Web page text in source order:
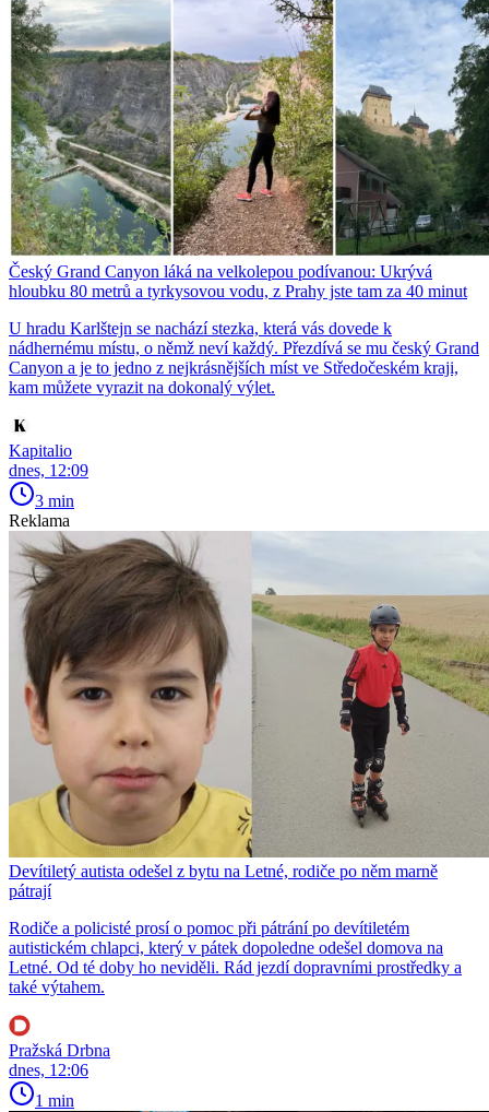
Český Grand Canyon láká na velkolepou podívanou: Ukrývá
hloubku 80 metrů a tyrkysovou vodu, z Prahy jste tam za 40 minut
U hradu Karlštejn se nachází stezka, která vás dovede k
nádhernému místu, o němž neví každý. Přezdívá se mu český Grand
Canyon a je to jedno z nejkrásnějších míst ve Středočeském kraji,
kam můžete vyrazit na dokonalý výlet.
Kapitalio
dnes, 12:09
3 min
Reklama
Devítiletý autista odešel z bytu na Letné, rodiče po něm marně
pátrají
Rodiče a policisté prosí o pomoc při pátrání po devítiletém
autistickém chlapci, který v pátek dopoledne odešel domova na
Letné. Od té doby ho neviděli. Rád jezdí dopravními prostředky a
také výtahem.
Pražská Drbna
dnes, 12:06
1 min